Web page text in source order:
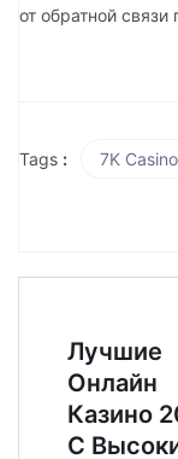
от обратной связи
Tags : 7K Casino
Лучшие
Онлайн
Казино
С